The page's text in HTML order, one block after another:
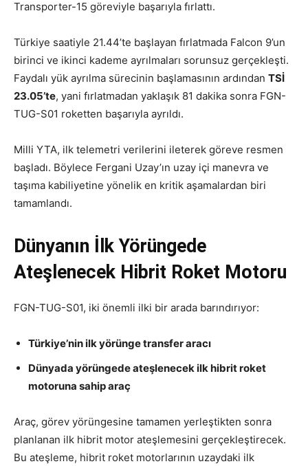
Transporter-15 göreviyle başarıyla fırlattı.
Türkiye saatiyle 21.44’te başlayan fırlatmada Falcon 9’un
birinci ve ikinci kademe ayrılmaları sorunsuz gerçekleşti.
Faydalı yük ayrılma sürecinin başlamasının ardından TSİ
23.05’te, yani fırlatmadan yaklaşık 81 dakika sonra FGN-
TUG-S01 roketten başarıyla ayrıldı.
Milli YTA, ilk telemetri verilerini ileterek göreve resmen
başladı. Böylece Fergani Uzay’ın uzay içi manevra ve
taşıma kabiliyetine yönelik en kritik aşamalardan biri
tamamlandı.
Dünyanın İlk Yörüngede
Ateşlenecek Hibrit Roket Motoru
FGN-TUG-S01, iki önemli ilki bir arada barındırıyor:
Türkiye’nin ilk yörünge transfer aracı
Dünyada yörüngede ateşlenecek ilk hibrit roket
motoruna sahip araç
Araç, görev yörüngesine tamamen yerleştikten sonra
planlanan ilk hibrit motor ateşlemesini gerçekleştirecek.
Bu ateşleme, hibrit roket motorlarının uzaydaki ilk